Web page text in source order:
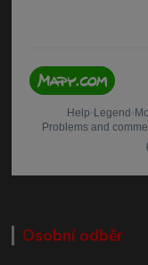
Osobní odběr